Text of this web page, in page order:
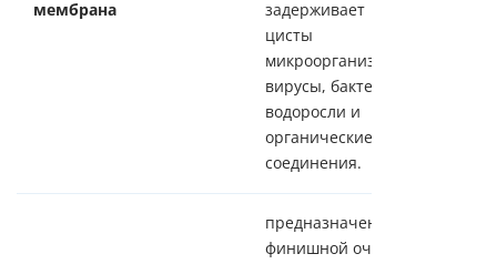
мембрана
задерживает
цисты
микроорганизмов,
вирусы, бактерии,
водоросли и
органические
соединения.
предназначен для
финишной очистки